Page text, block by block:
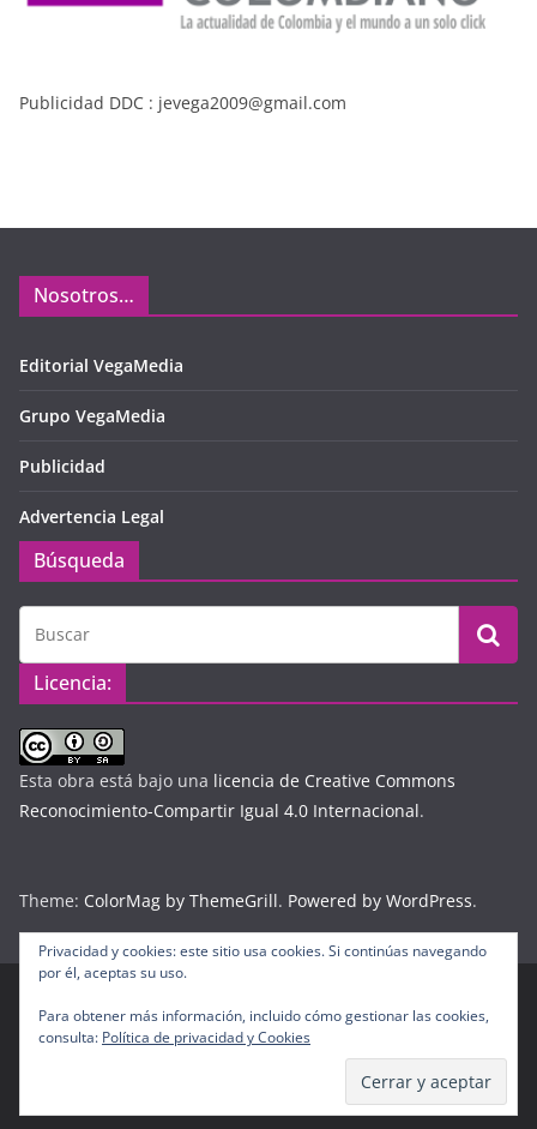
Publicidad DDC : jevega2009@gmail.com
Nosotros…
Editorial VegaMedia
Grupo VegaMedia
Publicidad
Advertencia Legal
Búsqueda
Licencia:
Esta obra está bajo una licencia de Creative Commons
Reconocimiento-Compartir Igual 4.0 Internacional.
Theme: ColorMag by ThemeGrill. Powered by WordPress.
Copyright © 2026Diario Digital Colombiano
. Todos los
derechos reservados.
por ThemeGrill. Funciona con WordPress
Privacidad y cookies: este sitio usa cookies. Si continúas navegando
por él, aceptas su uso.
Para obtener más información, incluido cómo gestionar las cookies,
consulta: Política de privacidad y Cookies